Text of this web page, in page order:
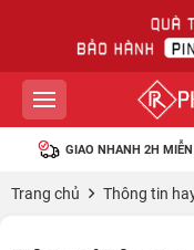
GIAO NHANH 2H
Trang chủ Thông tin